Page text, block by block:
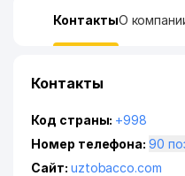
КонтактыО
Контакты
Код страны: +998
Номер телефона:
90
Сайт: uztobacco.com